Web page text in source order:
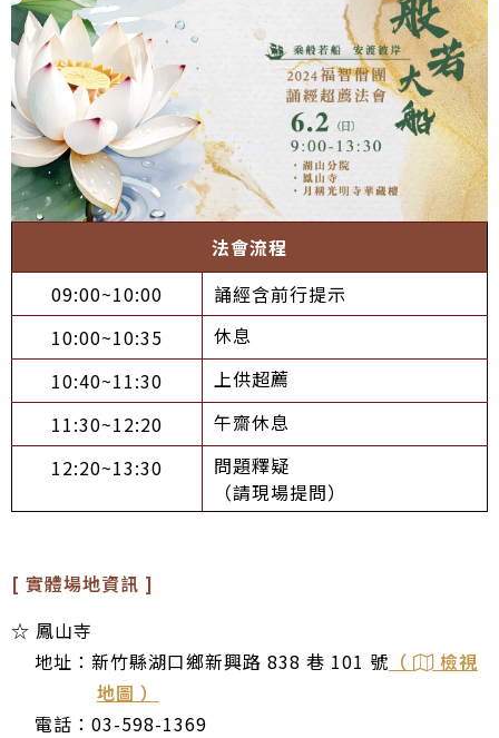
法會流程
09:00~10:00
誦經含前行提示
10:00~10:35
休息
10:40~11:30
上供超薦
11:30~12:20
午齋休息
12:20~13:30
問題釋疑
（請現場提問）
[ 實體場地資訊 ]
☆ 鳳山寺
地址：新竹縣湖口鄉新興路 838 巷 101 號 （
檢視
地圖 ）
電話：03-598-1369